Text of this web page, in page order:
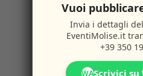
Vuoi
Invia i dettagli
EventiMolise.it
+39 350
WAScrivici su